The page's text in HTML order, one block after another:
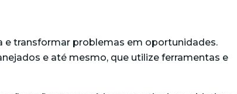
e transformar problemas em oportunidades.
e até mesmo, que utilize ferramentas e